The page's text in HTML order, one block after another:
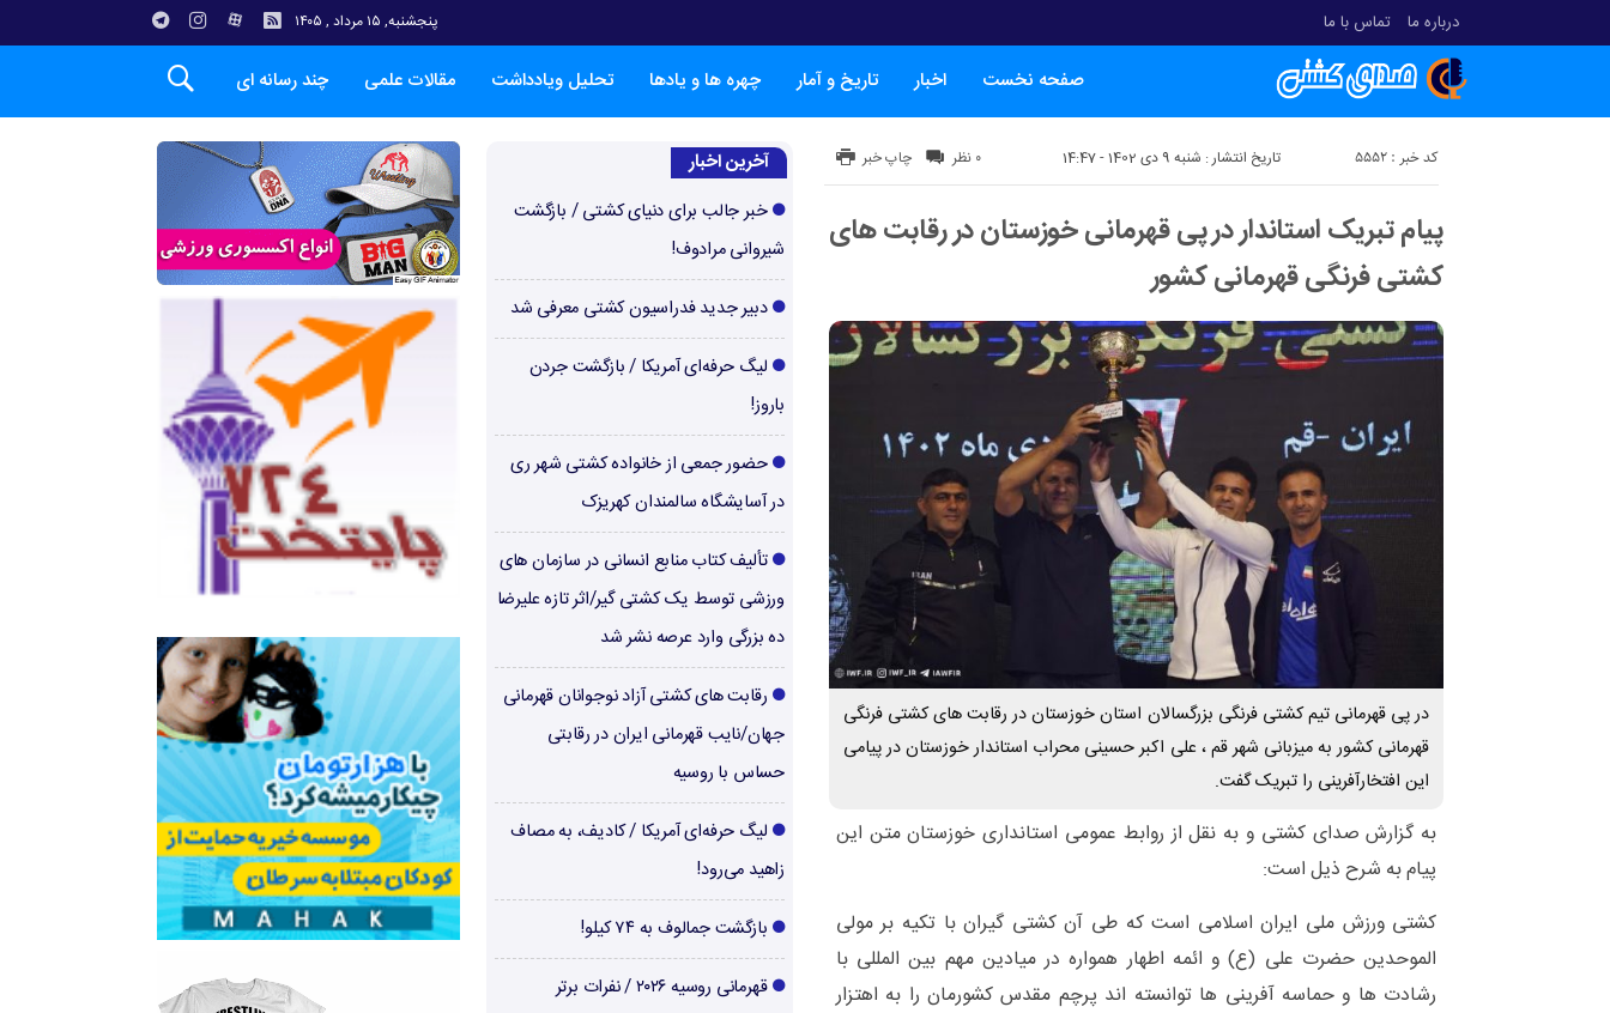
درباره ما تماس با ما پنجشنبه, ۱۵ مرداد , ۱۴۰۵
صفحه نخست اخبار تاریخ و آمار چهره ها و یادها تحلیل ویادداشت مقالات علمی چند رسانه ای
تاریخ انتشار : شنبه 9 دی 1402 - 14:47 کد خبر : 5552 چاپ خبر ۰ نظر
پیام تبریک استاندار در پی قهرمانی خوزستان در رقابت های
کشتی فرنگی قهرمانی کشور
در پی قهرمانی تیم کشتی فرنگی بزرگسالان استان خوزستان در رقابت های کشتی فرنگی
قهرمانی کشور به میزبانی شهر قم ، علی اکبر حسینی محراب استاندار خوزستان در پیامی
این افتخارآفرینی را تبریک گفت.
به گزارش صدای کشتی و به نقل از روابط عمومی استانداری خوزستان متن این
پیام به شرح ذیل است:
کشتی ورزش ملی ایران اسلامی است که طی آن کشتی گیران با تکیه بر مولی
الموحدین حضرت علی (ع) و ائمه اطهار همواره در میادین مهم بین المللی با
رشادت ها و حماسه آفرینی ها توانسته اند پرچم مقدس کشورمان را به اهتزار
آخرین اخبار
خبر جالب برای دنیای کشتی / بازگشت
شیروانی مرادوف!
دبیر جدید فدراسیون کشتی معرفی شد
لیگ حرفه‌ای آمریکا / بازگشت جردن
باروز!
حضور جمعی از خانواده کشتی شهر ری
در آسایشگاه سالمندان کهریزک
تألیف کتاب منابع انسانی در سازمان های
ورزشی توسط یک کشتی گیر/اثر تازه علیرضا
ده بزرگی وارد عرصه نشر شد
رقابت های کشتی آزاد نوجوانان قهرمانی
جهان/نایب قهرمانی ایران در رقابتی
حساس با روسیه
لیگ حرفه‌ای آمریکا / کادیف، به مصاف
زاهید می‌رود!
بازگشت جمالوف به ۷۴ کیلو!
قهرمانی روسیه ۲۰۲۶ / نفرات برتر